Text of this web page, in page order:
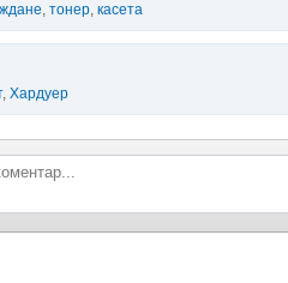
, тонер, касета
, Хардуер